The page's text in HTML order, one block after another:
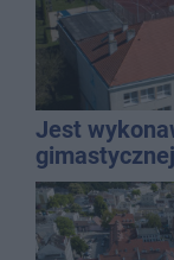
Jest
gimastycznej